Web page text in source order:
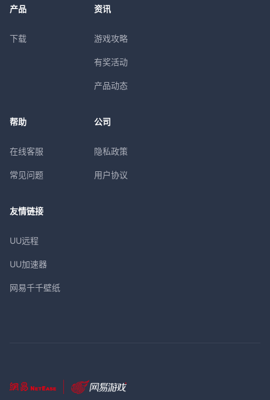
产品
下载
资讯
游戏攻略
有奖活动
产品动态
帮助
在线客服
常见问题
公司
隐私政策
用户协议
友情链接
UU远程
UU加速器
网易千千壁纸